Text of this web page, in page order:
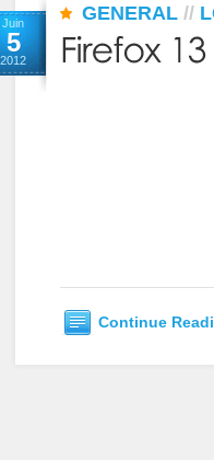
Juin
5
2012
GENERAL //
Continue